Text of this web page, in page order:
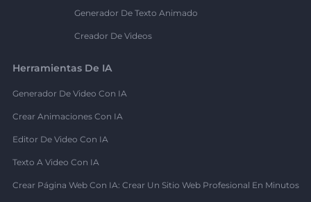
Generador De Texto Animado
Creador De Videos
Herramientas De IA
Generador De Video Con IA
Crear Animaciones Con IA
Editor De Video Con IA
Texto A Video Con IA
Crear Página Web Con IA: Crear Un Sitio Web Profesional En Minutos